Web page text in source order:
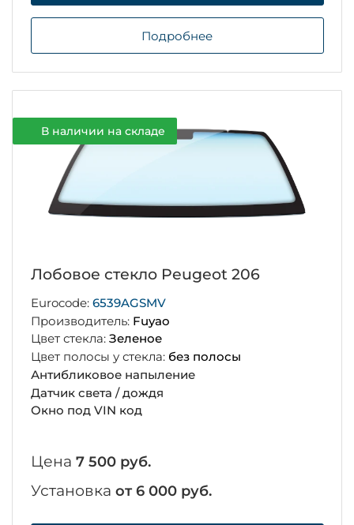
Подробнее
В наличии на складе
Лобовое стекло Peugeot 206
Eurocode: 6539AGSMV
Производитель: Fuyao
Цвет стекла: Зеленое
Цвет полосы у стекла: без полосы
Антибликовое напыление
Датчик света / дождя
Окно под VIN код
Цена 7 500 руб.
Установка от 6 000 руб.